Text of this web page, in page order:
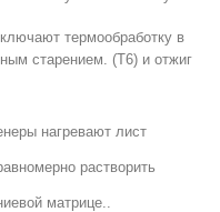
термообработку в
старением. (T6) и отжиг
нагревают лист
растворить
матрице..